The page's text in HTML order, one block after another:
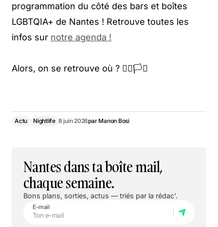
programmation du côté des bars et boîtes
LGBTQIA+ de Nantes ! Retrouve toutes les
infos sur notre agenda !
Alors, on se retrouve où ? 🏳️‍🌈🏳️‍⚧️
Actu Nightlife 8 juin 2026par Manon Bosi
Nantes dans ta boîte mail,
chaque semaine.
Bons plans, sorties, actus — triés par la rédac'.
E-mail